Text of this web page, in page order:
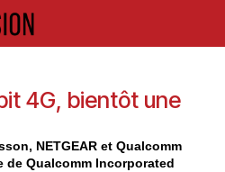
4G, bientôt une
NETGEAR et Qualcomm
Qualcomm Incorporated